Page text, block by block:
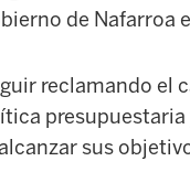
de Nafarroa
reclamando
sus